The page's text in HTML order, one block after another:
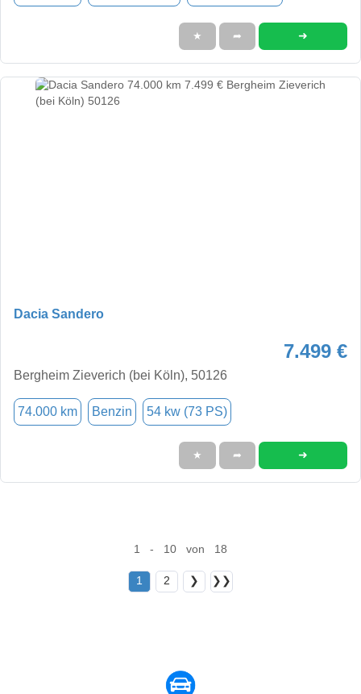
★ ➦ ➜
Dacia Sandero
7.499 €
Bergheim Zieverich (bei Köln), 50126
74.000 km Benzin 54 kw (73 PS)
★ ➦ ➜
1 - 10 von 18
1 2 ❯ ❯❯